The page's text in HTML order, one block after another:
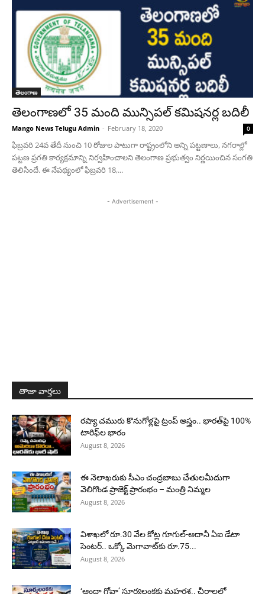
తెలంగాణ
తెలంగాణలో 35 మంది మున్సిపల్ కమిషనర్ల బదిలీ
Mango News Telugu Admin - February 18, 2020 0
ఫిబ్రవరి 24వ తేదీ నుంచి 10 రోజుల పాటుగా రాష్ట్రంలోని అన్ని పట్టణాలు, నగరాల్లో
పట్టణ ప్రగతి కార్యక్రమాన్ని నిర్వహించాలని తెలంగాణ ప్రభుత్వం నిర్ణయించిన సంగతి
తెలిసిందే. ఈ నేపథ్యంలో ఫిబ్రవరి 18,...
- Advertisement -
తాజా వార్తలు
రష్యా చమురు కొనుగోళ్లపై ట్రంప్ అస్త్రం.. భారత్‌పై 100%
టారిఫ్‌ల భారం
August 8, 2026
ఈ నెలాఖరుకు సీఎం చంద్రబాబు చేతులమీదుగా
వెలిగొండ ప్రాజెక్ట్‌ ప్రారంభం – మంత్రి నిమ్మల
August 8, 2026
విశాఖలో రూ.30 వేల కోట్ల గూగుల్-అదానీ ఏఐ డేటా
సెంటర్.. ఒక్కో మెగావాట్‌కు రూ.75...
August 8, 2026
‘ఆంధ్రా గోవా’ సూర్యలంకకు మహర్దశ.. చీరాలలో